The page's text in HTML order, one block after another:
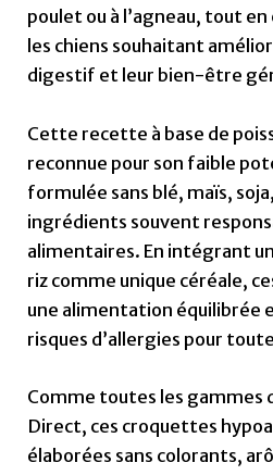
poulet ou à l’agneau, tout
les chiens souhaitant
digestif et leur bien-être
Cette recette à base de
reconnue pour son faible
formulée sans blé, maïs,
ingrédients souvent
alimentaires. En intégrant
riz comme unique céréale,
une alimentation équilibrée
risques d’allergies pour
Comme toutes les gammes
Direct, ces croquettes
élaborées sans colorants,